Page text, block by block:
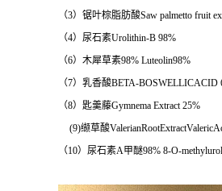
（3）锯叶棕脂肪酸Saw palmetto fruit
（4）尿石素Urolithin-B 98%
（6）木犀草素98% Luteolin98%
（7）乳香酸BETA-BOSWELLICACID
（8）匙羹藤Gymnema Extract 25%
(9)缬草酸
（10）尿石素A甲醚98% 8-O-